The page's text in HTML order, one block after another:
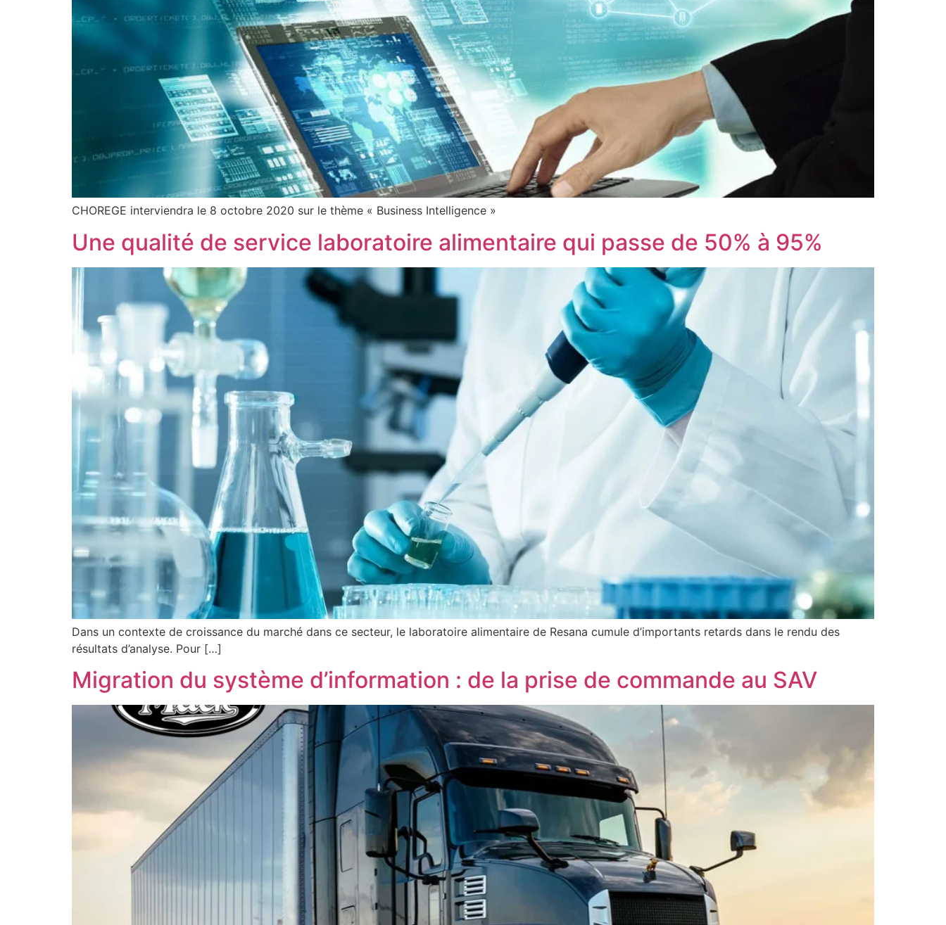
CHOREGE interviendra le 8 octobre 2020 sur le thème « Business Intelligence »
Une qualité de service laboratoire alimentaire qui passe de 50% à 95%
Dans un contexte de croissance du marché dans ce secteur, le laboratoire alimentaire de Resana cumule d’importants retards dans le rendu des
résultats d’analyse. Pour […]
Migration du système d’information : de la prise de commande au SAV